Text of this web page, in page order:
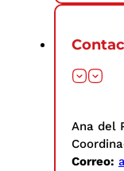
Ana del
Correo: